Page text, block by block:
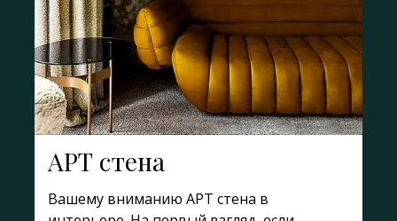
АРТ стена
Вашему вниманию АРТ стена в